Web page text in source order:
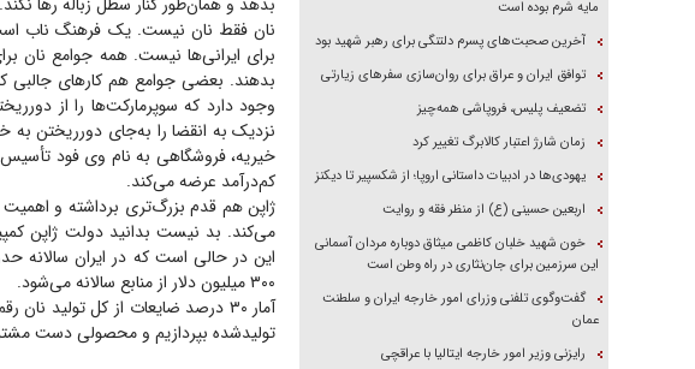
نان فقط نان نیست. یک فرهنگ ناب
برای ایرانی‌ها نیست. همه جوامع نان
بدهند. بعضی جوامع هم کار‌های جالبی
وجود دارد که سوپرمارکت‌ها را از
نزدیک به انقضا را به‌جای دورریختن به
کم‌درآمد عرضه می‌کند.
ژاپن هم قدم بزرگ‌تری برداشته و
۳۰۰ میلیون دلار از منابع سالانه می‌شود.
آمار ۳۰ درصد ضایعات از کل تولید
تولیدشده بپردازیم و محصولی دست
مایه شرم بوده است
آخرین صحبت‌های پسرم دلتنگی برای رهبر شهید بود
توافق ایران و عراق برای روان‌سازی سفر‌های زیارتی
تضعیف پلیس، فروپاشی همه‌چیز
زمان شارژ اعتبار کالابرگ تغییر کرد
یهودی‌ها در ادبیات داستانی اروپا؛ از شکسپیر تا دیکنز
اربعین حسینی (ع) از منظر فقه و روایت
خون شهید خلبان کاظمی میثاق دوباره مردان آسمانی
این سرزمین برای جان‌نثاری در راه وطن است
گفت‌وگوی تلفنی وزرای امور خارجه ایران و سلطنت
عمان
رایزنی وزیر امور خارجه ایتالیا با عراقچی